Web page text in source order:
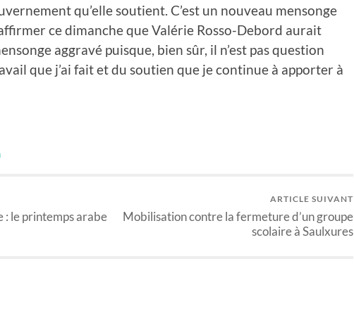
qu’elle soutient. C’est un nouveau mensonge
ce dimanche que Valérie Rosso-Debord aurait
aggravé puisque, bien sûr, il n’est pas question
que j’ai fait et du soutien que je continue à apporter à
: le printemps arabe
ARTICLE SUIVANT
Mobilisation contre la fermeture d’un groupe
scolaire à Saulxures